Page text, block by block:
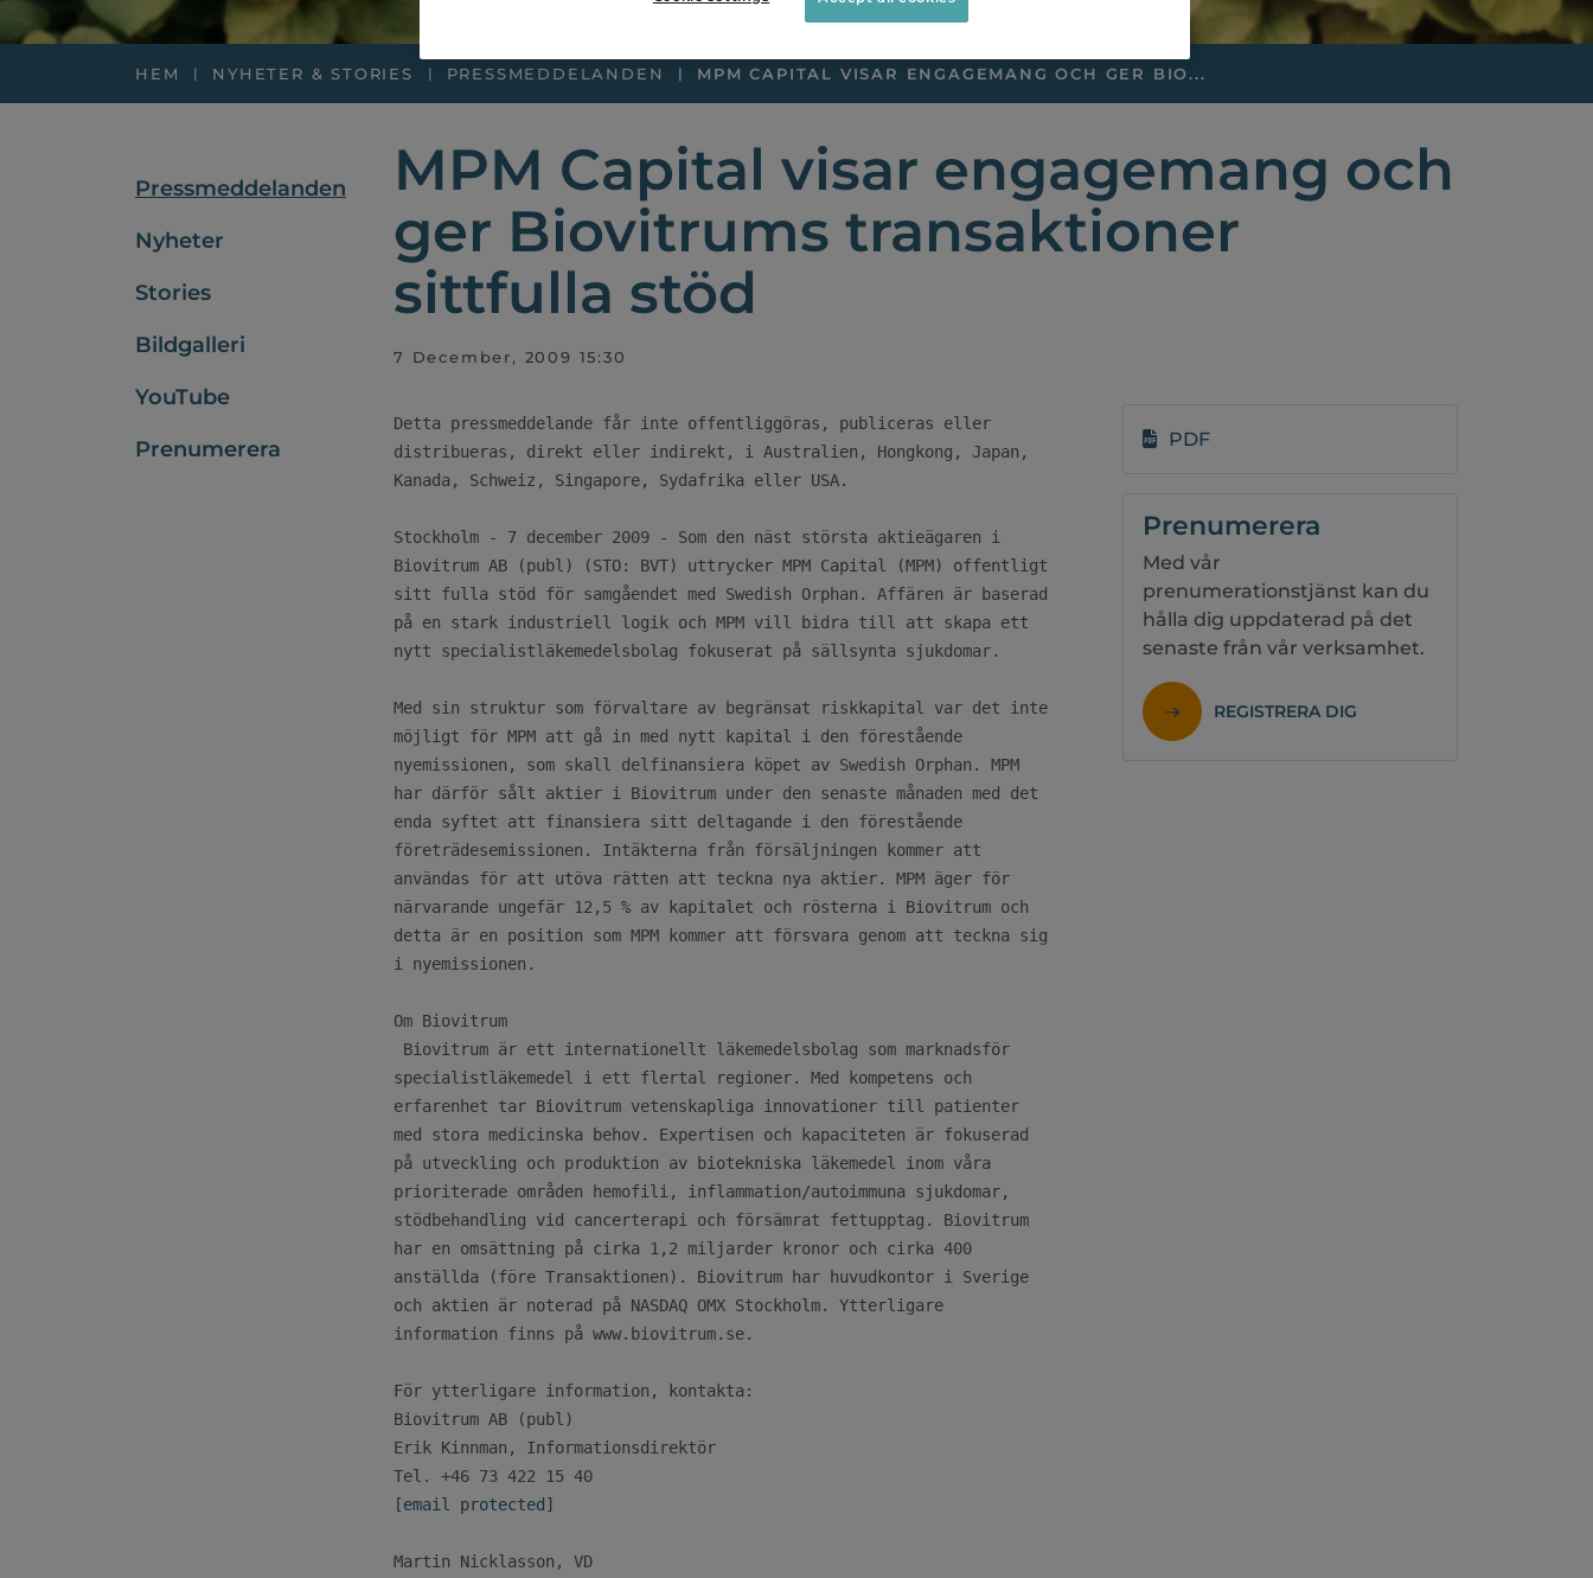
HEM NYHETER & STORIES PRESSMEDDELANDEN MPM CAPITAL VISAR ENGAGEMANG OCH GER BIO...
Pressmeddelanden
Nyheter
Stories
Bildgalleri
YouTube
Prenumerera
MPM Capital visar engagemang och
ger Biovitrums transaktioner
sittfulla stöd
7 December, 2009 15:30
Detta pressmeddelande får inte offentliggöras, publiceras eller
distribueras, direkt eller indirekt, i Australien, Hongkong, Japan,
Kanada, Schweiz, Singapore, Sydafrika eller USA.
Stockholm - 7 december 2009 - Som den näst största aktieägaren i
Biovitrum AB (publ) (STO: BVT) uttrycker MPM Capital (MPM) offentligt
sitt fulla stöd för samgåendet med Swedish Orphan. Affären är baserad
på en stark industriell logik och MPM vill bidra till att skapa ett
nytt specialistläkemedelsbolag fokuserat på sällsynta sjukdomar.
Med sin struktur som förvaltare av begränsat riskkapital var det inte
möjligt för MPM att gå in med nytt kapital i den förestående
nyemissionen, som skall delfinansiera köpet av Swedish Orphan. MPM
har därför sålt aktier i Biovitrum under den senaste månaden med det
enda syftet att finansiera sitt deltagande i den förestående
företrädesemissionen. Intäkterna från försäljningen kommer att
användas för att utöva rätten att teckna nya aktier. MPM äger för
närvarande ungefär 12,5 % av kapitalet och rösterna i Biovitrum och
detta är en position som MPM kommer att försvara genom att teckna sig
i nyemissionen.
Om Biovitrum
Biovitrum är ett internationellt läkemedelsbolag som marknadsför
specialistläkemedel i ett flertal regioner. Med kompetens och
erfarenhet tar Biovitrum vetenskapliga innovationer till patienter
med stora medicinska behov. Expertisen och kapaciteten är fokuserad
på utveckling och produktion av biotekniska läkemedel inom våra
prioriterade områden hemofili, inflammation/autoimmuna sjukdomar,
stödbehandling vid cancerterapi och försämrat fettupptag. Biovitrum
har en omsättning på cirka 1,2 miljarder kronor och cirka 400
anställda (före Transaktionen). Biovitrum har huvudkontor i Sverige
och aktien är noterad på NASDAQ OMX Stockholm. Ytterligare
information finns på www.biovitrum.se.
För ytterligare information, kontakta:
Biovitrum AB (publ)
Erik Kinnman, Informationsdirektör
[email protected]
Martin Nicklasson, VD
PDF
Prenumerera
Med vår
prenumerationstjänst kan du
hålla dig uppdaterad på det
senaste från vår verksamhet.
REGISTRERA DIG